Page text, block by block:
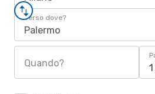
Verso dove?
Palermo
Quando?